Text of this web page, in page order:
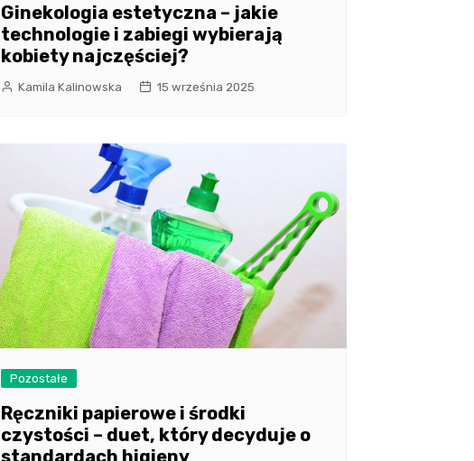
Ginekologia estetyczna – jakie
technologie i zabiegi wybierają
kobiety najczęściej?
Kamila Kalinowska 15 września 2025
Pozostałe
Ręczniki papierowe i środki
czystości – duet, który decyduje o
standardach higieny